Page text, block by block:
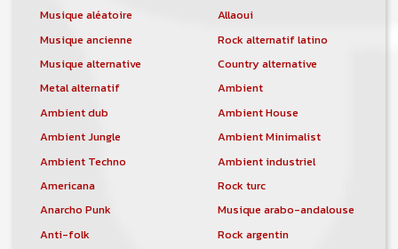
Musique aléatoire
Allaoui
Musique ancienne
Rock alternatif latino
Musique alternative
Country alternative
Metal alternatif
Ambient
Ambient dub
Ambient House
Ambient Jungle
Ambient Minimalist
Ambient Techno
Ambient industriel
Americana
Rock turc
Anarcho Punk
Musique arabo-andalouse
Anti-folk
Rock argentin